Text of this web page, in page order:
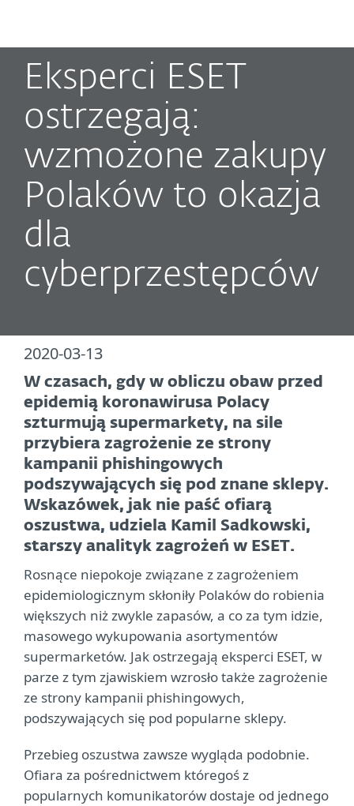
Eksperci ESET
ostrzegają:
wzmożone zakupy
Polaków to okazja
dla
cyberprzestępców
2020-03-13
W czasach, gdy w obliczu obaw przed
epidemią koronawirusa Polacy
szturmują supermarkety, na sile
przybiera zagrożenie ze strony
kampanii phishingowych
podszywających się pod znane sklepy.
Wskazówek, jak nie paść ofiarą
oszustwa, udziela Kamil Sadkowski,
starszy analityk zagrożeń w ESET.
Rosnące niepokoje związane z zagrożeniem
epidemiologicznym skłoniły Polaków do robienia
większych niż zwykle zapasów, a co za tym idzie,
masowego wykupowania asortymentów
supermarketów. Jak ostrzegają eksperci ESET, w
parze z tym zjawiskiem wzrosło także zagrożenie
ze strony kampanii phishingowych,
podszywających się pod popularne sklepy.
Przebieg oszustwa zawsze wygląda podobnie.
Ofiara za pośrednictwem któregoś z
popularnych komunikatorów dostaje od jednego